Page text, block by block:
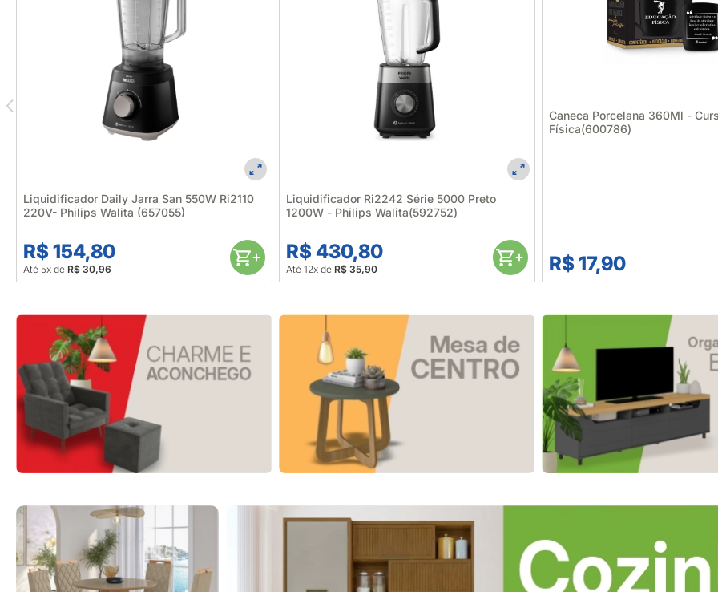
Liquidificador Daily Jarra San 550W Ri2110
220V- Philips Walita (657055)
R$ 154,80
Até 5x de R$ 30,96
Liquidificador Ri2242 Série 5000 Preto
1200W - Philips Walita(592752)
R$ 430,80
Até 12x de R$ 35,90
Caneca Porcelana 360Ml -
Física(600786)
R$ 17,90